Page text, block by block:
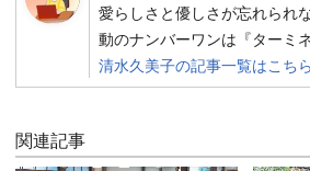
愛らしさと優しさが忘れられ
動のナンバーワンは『ターミ
清水久美子の記事一覧はこちら
関連記事